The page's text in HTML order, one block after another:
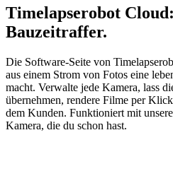
Timelapserobot
Bauzeitraffer.
Die Software-Seite von
aus einem Strom von Fotos eine
macht. Verwalte jede Kamera, lass
übernehmen, rendere Filme per
dem Kunden. Funktioniert mit
Kamera, die du schon hast.